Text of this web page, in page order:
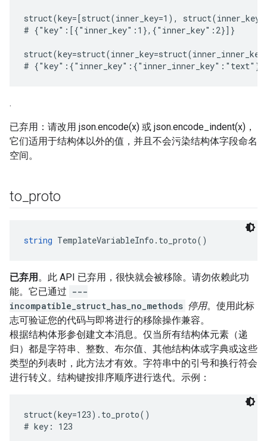
struct(key=[struct(inner_key=1),
# {"key":[{"inner_key":1},{"inner_key":2}]}
.
已弃用：请改用 json.encode(x) 或 json.encode_indent(x)，
它们适用于结构体以外的值，并且不会污染结构体字段命名
空间。
to proto
string TemplateVariableInfo.to_proto()
已弃用 。此 API 已弃用，很快就会被移除。请勿依赖此功
能。它已通过 ---
incompatible_struct_has_no_methods 停用。使用此标
志可验证您的代码与即将进行的移除操作兼容。
根据结构体形参创建文本消息。仅当所有结构体元素（递
归）都是字符串、整数、布尔值、其他结构体或字典或这些
类型的列表时，此方法才有效。字符串中的引号和换行符会
进行转义。结构键按排序顺序进行迭代。示例：
struct(key=123).to_proto()
# key: 123